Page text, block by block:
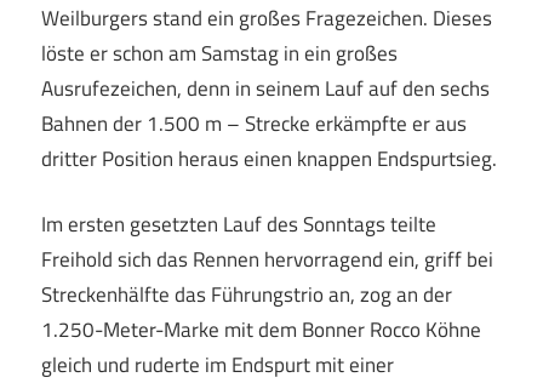
Weilburgers stand ein großes Fragezeichen. Dieses
löste er schon am Samstag in ein großes
Ausrufezeichen, denn in seinem Lauf auf den sechs
Bahnen der 1.500 m – Strecke erkämpfte er aus
dritter Position heraus einen knappen Endspurtsieg.
Im ersten gesetzten Lauf des Sonntags teilte
Freihold sich das Rennen hervorragend ein, griff bei
Streckenhälfte das Führungstrio an, zog an der
1.250-Meter-Marke mit dem Bonner Rocco Köhne
gleich und ruderte im Endspurt mit einer